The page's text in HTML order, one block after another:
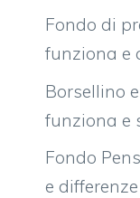
Fondo di
funziona e
Borsellino
funziona e
Fondo
e differenze